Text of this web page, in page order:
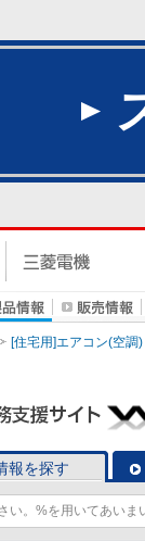
[住宅用]エアコン(空調
報を探す